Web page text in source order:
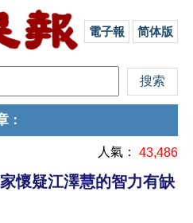
電子報 简体版
：
人氣： 43,486
懷疑江澤慧的智力有缺